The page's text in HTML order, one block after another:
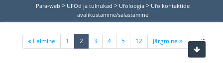
Para-web > UFOd ja tulnukad > Ufoloogia > Ufo kontaktide
avalikustamine/salastamine
Eelmine 1 2 (current)
3 4 5 ...
12 Järgmine